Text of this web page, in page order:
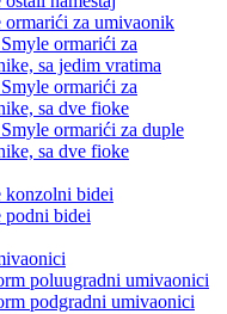
ormarići za umivaonik
ormarići za
sa jedim vratima
ormarići za
sa dve fioke
ormarići za duple
sa dve fioke
konzolni bidei
podni bidei
poluugradni umivaonici
podgradni umivaonici